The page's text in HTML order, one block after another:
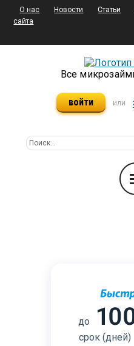
О нас Новости Статьи
сайта
Все
войти или
до
срок (дней)